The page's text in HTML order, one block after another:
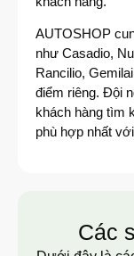
AUTOSHOP
như Casadio,
Rancilio,
điểm riêng. Đội
khách hàng tìm
phù hợp nhất
Các